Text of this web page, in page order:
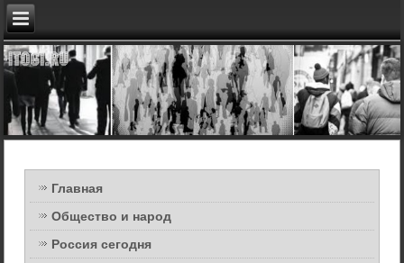
Главная
Общество и народ
Россия сегодня